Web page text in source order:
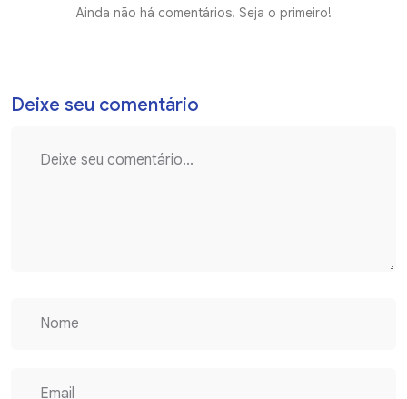
Ainda não há comentários. Seja o primeiro!
Deixe seu comentário